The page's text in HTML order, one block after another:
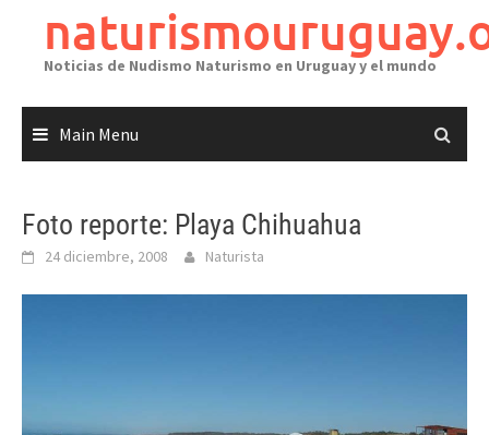
Noticias de Nudismo Naturismo en Uruguay y el mundo
Main Menu
Foto reporte: Playa Chihuahua
24 diciembre, 2008 Naturista